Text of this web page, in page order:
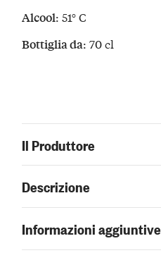
Alcool: 51° C
Bottiglia da: 70 cl
Il Produttore
Descrizione
Informazioni aggiuntive